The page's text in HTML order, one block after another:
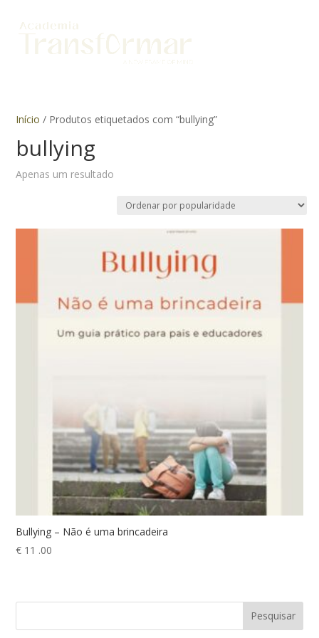
Início / Produtos etiquetados com “bullying”
bullying
Apenas um resultado
Bullying – Não é uma brincadeira
€ 11 .00
Pesquisar